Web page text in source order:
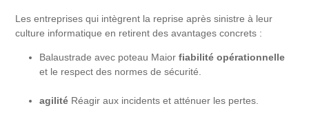
Les entreprises qui intègrent la reprise après sinistre à leur
culture informatique en retirent des avantages concrets :
Balaustrade avec poteau Maiorfiabilité opérationnelle
et le respect des normes de sécurité.
agilité Réagir aux incidents et atténuer les pertes.